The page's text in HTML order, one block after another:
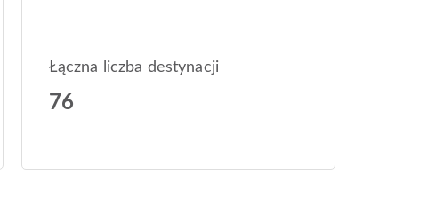
Łączna liczba destynacji
76